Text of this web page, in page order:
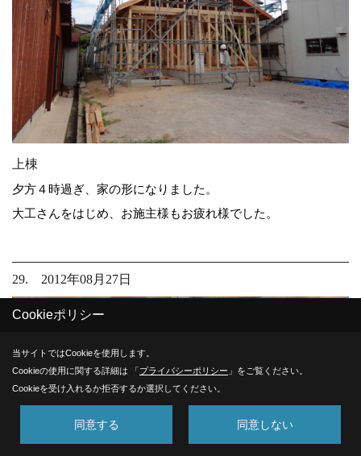
上棟
夕方４時過ぎ、家の形になりました。
大工さんをはじめ、お施主様もお疲れ様でした。
29. 2012年08月27日
Cookieポリシー
当サイトではCookieを使用します。
Cookieの使用に関する詳細は 「プライバシーポリシー 」をご覧ください。
Cookieを受け入れるか拒否するか選択してください。
同意する 同意しない